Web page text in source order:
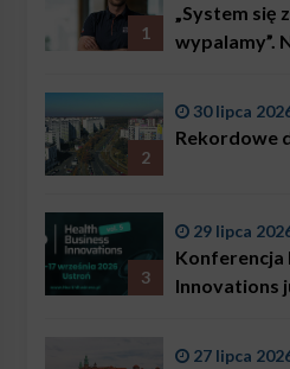
1
„System się
wypalamy”.
problemem
2
30 lipca
Rekordowe
3
29 lipca
Konferencja
Innovations
27 lipca